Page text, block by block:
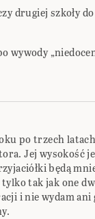
drugiej szkoły
wywody
po trzech
Jej wysokość
będą
tak jak one
i nie wydam ani